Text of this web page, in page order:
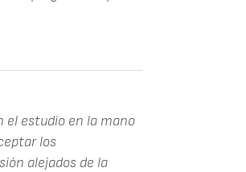
el estudio en la mano
los
alejados de la